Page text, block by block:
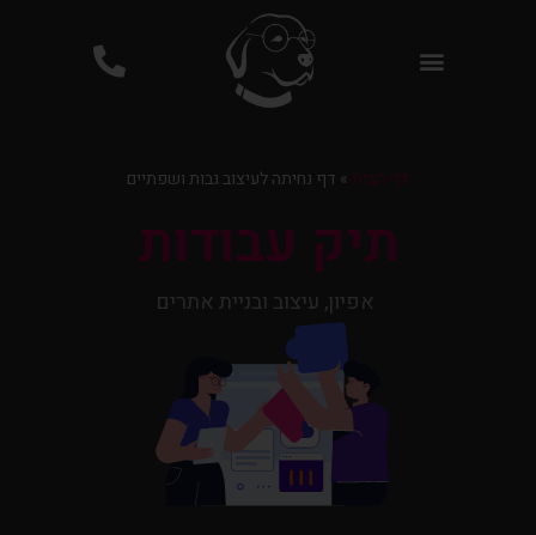
דף הבית» דף נחיתה לעיצוב גבות ושפתיים
תיק עבודות
אפיון, עיצוב ובניית אתרים